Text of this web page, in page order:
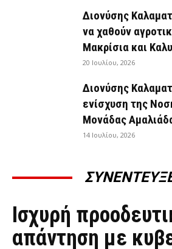
Διονύσης
να χαθούν
Μακρίσια και
20 Ιουλίου, 2026
Διονύσης
ενίσχυση της
Μονάδας
14 Ιουλίου, 2026
ΣΥΝΕΝΤΕΎΞΕΙΣ
Ισχυρή
απάντηση με